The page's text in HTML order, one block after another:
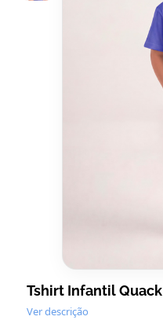
Tshirt Infantil Quack
Ver descrição